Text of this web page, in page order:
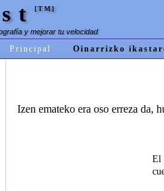
[TM]
y mejorar tu velocidad
Principal Oinarrizko
Izen emateko era oso erreza da,
El